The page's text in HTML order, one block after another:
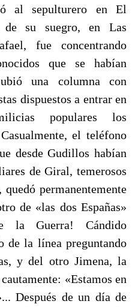
al sepulturero en El
su suegro, en Las
fue concentrando
que se habían
una columna con
dispuestos a entrar en
populares los
el teléfono
desde Gudillos habían
de Giral, temerosos
permanentemente
de «las dos Españas»
la Guerra! Cándido
de la línea preguntando
y del otro Jimena, la
«Estamos en
Después de un día de